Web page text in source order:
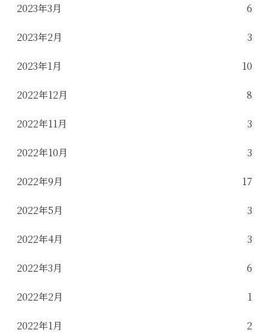
2023年3月 6
2023年2月 3
2023年1月 10
2022年12月 8
2022年11月 3
2022年10月 3
2022年9月 17
2022年5月 3
2022年4月 3
2022年3月 6
2022年2月 1
2022年1月 2